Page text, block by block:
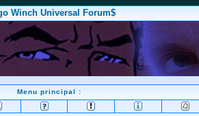
Winch Universal Forum$
Menu principal :